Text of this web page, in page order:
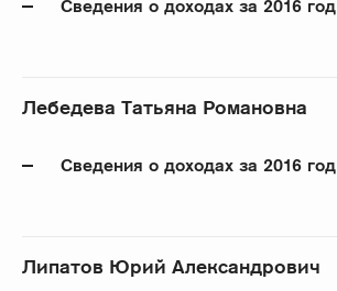
Сведения о доходах за 2016 год
Лебедева Татьяна Романовна
Сведения о доходах за 2016 год
Липатов Юрий Александрович